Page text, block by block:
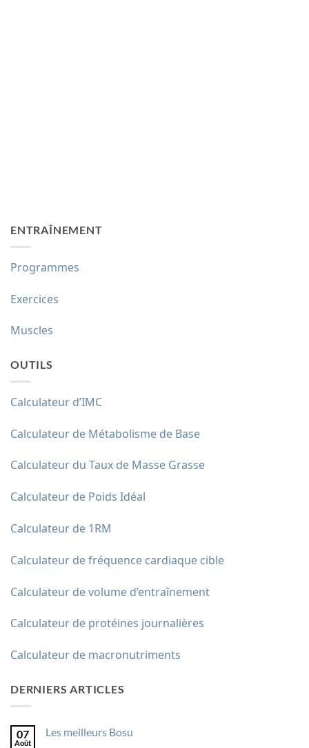
ENTRAÎNEMENT
Programmes
Exercices
Muscles
OUTILS
Calculateur d’IMC
Calculateur de Métabolisme de Base
Calculateur du Taux de Masse Grasse
Calculateur de Poids Idéal
Calculateur de 1RM
Calculateur de fréquence cardiaque cible
Calculateur de volume d’entraînement
Calculateur de protéines journalières
Calculateur de macronutriments
DERNIERS ARTICLES
07
Août
Les meilleurs Bosu